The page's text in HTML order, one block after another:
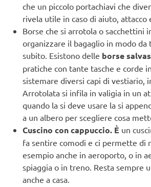
che un piccolo portachiavi che
rivela utile in caso di aiuto, attacco
Borse che si arrotola o sacchettini
organizzare il bagaglio in modo
subito. Esistono delle borse
pratiche con tante tasche e corde
sistemare diversi capi di vestiario,
Arrotolata si infila in valigia in un
quando la si deve usare la si
a un albero per scegliere cosa
Cuscino con cappuccio. È un
fa sentire comodi e ci permette di
esempio anche in aeroporto, o in
spiaggia o in treno. Resta sempre
anche a casa.